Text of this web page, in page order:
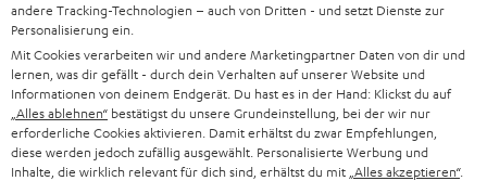
Downloads und Service
andere Tracking-Technologien – auch von Dritten - und setzt Dienste zur
Personalisierung ein.
Mit Cookies verarbeiten wir und andere Marketingpartner Daten von dir und
lernen, was dir gefällt - durch dein Verhalten auf unserer Website und
Informationen von deinem Endgerät. Du hast es in der Hand: Klickst du auf
„Alles ablehnen“ bestätigst du unsere Grundeinstellung, bei der wir nur
erforderliche Cookies aktivieren. Damit erhältst du zwar Empfehlungen,
diese werden jedoch zufällig ausgewählt. Personalisierte Werbung und
Inhalte, die wirklich relevant für dich sind, erhältst du mit „Alles akzeptieren“.